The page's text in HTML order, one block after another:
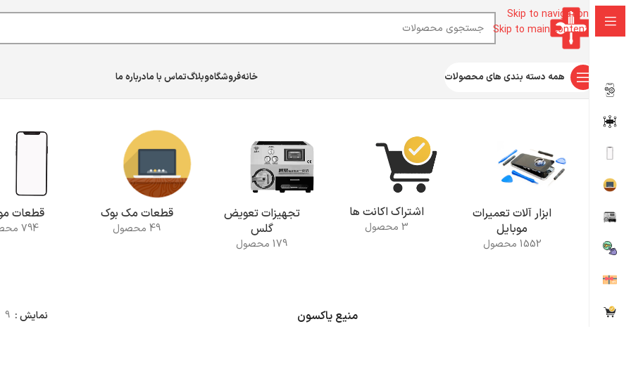
Skip to navigation
Skip to main content
همه دسته بندی های محصولات خانهفروشگاهوبلاگتماس با مادرباره ما
خانه
ابزار آلات تعمیرات
موبایل
1552 محصول
اشتراک اکانت ها
3 محصول
تجهیزات تعویض
گلس
179 محصول
قطعات مک بوک
49 محصول
قطعات
794 محصول
منیع یاکسون نمایش 9